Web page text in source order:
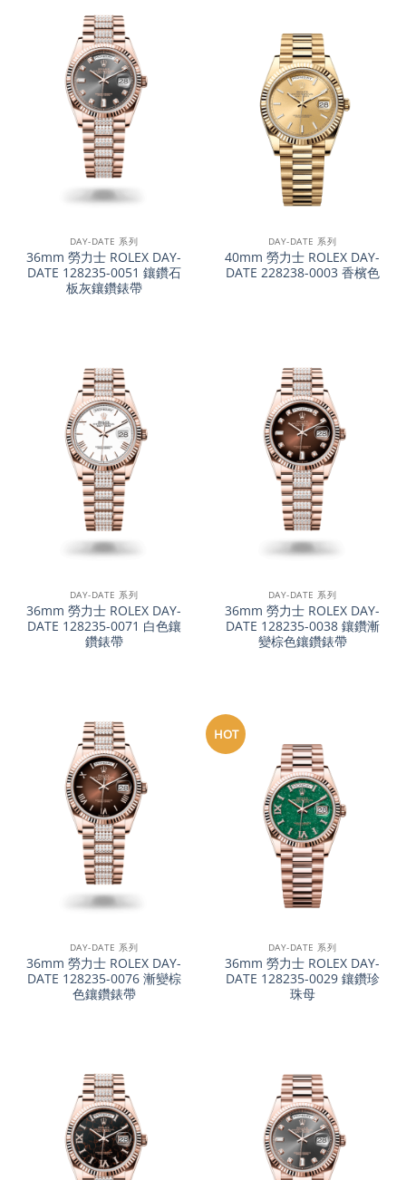
DAY-DATE 系列
36mm 勞力士 ROLEX DAY-
DATE 128235-0051 鑲鑽石
板灰鑲鑽錶帶
DAY-DATE 系列
40mm 勞力士 ROLEX DAY-
DATE 228238-0003 香檳色
DAY-DATE 系列
36mm 勞力士 ROLEX DAY-
DATE 128235-0071 白色鑲
鑽錶帶
DAY-DATE 系列
36mm 勞力士 ROLEX DAY-
DATE 128235-0038 鑲鑽漸
變棕色鑲鑽錶帶
DAY-DATE 系列
36mm 勞力士 ROLEX DAY-
DATE 128235-0076 漸變棕
色鑲鑽錶帶
HOT
DAY-DATE 系列
36mm 勞力士 ROLEX DAY-
DATE 128235-0029 鑲鑽珍
珠母